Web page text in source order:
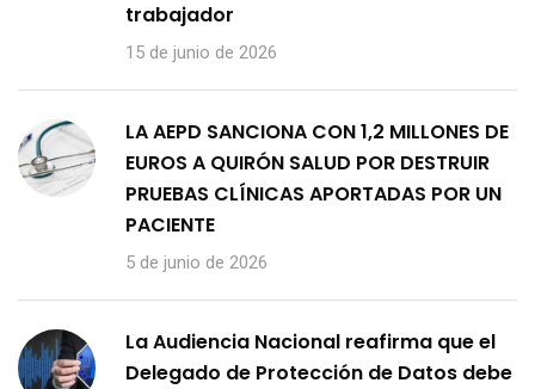
trabajador
15 de junio de 2026
LA AEPD SANCIONA CON 1,2 MILLONES DE
EUROS A QUIRÓN SALUD POR DESTRUIR
PRUEBAS CLÍNICAS APORTADAS POR UN
PACIENTE
5 de junio de 2026
La Audiencia Nacional reafirma que el
Delegado de Protección de Datos debe